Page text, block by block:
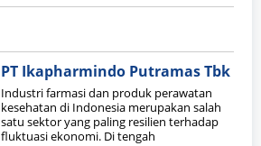
PT Ikapharmindo Putramas Tbk
Industri farmasi dan produk perawatan
kesehatan di Indonesia merupakan salah
satu sektor yang paling resilien terhadap
fluktuasi ekonomi. Di tengah